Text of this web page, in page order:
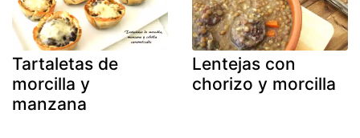
Tartaletas de
morcilla y
manzana
Lentejas con
chorizo y morcilla